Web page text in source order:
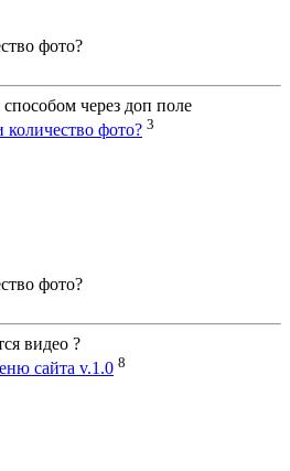
фото?
через доп поле
количество фото? 3
фото?
видео ?
сайта v.1.0 8